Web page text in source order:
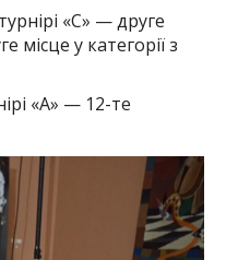
«С» — друге
місце у категорії з
«А» — 12-те